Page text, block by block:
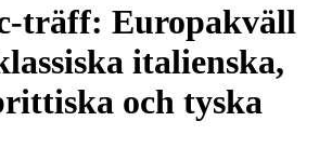
träff: Europakväll
italienska,
och tyska